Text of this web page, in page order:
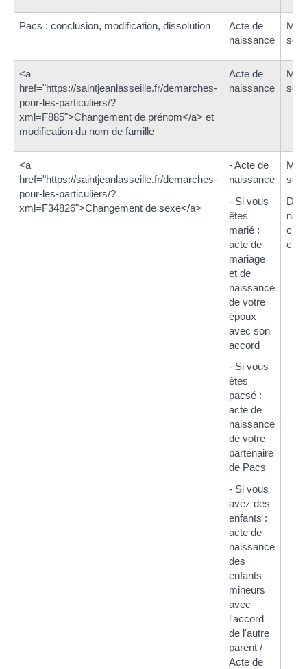
Pacs : conclusion, modification, dissolution
Acte de
naissance
<a
href="https://saintjeanlasseille.fr/demarches-
pour-les-particuliers/?
xml=F885">Changement de prénom</a> et
modification du nom de famille
Acte de
naissance
<a
href="https://saintjeanlasseille.fr/demarches-
pour-les-particuliers/?
xml=F34826">Changement de sexe</a>
- Acte de
naissance
- Si vous
êtes
marié :
acte de
mariage
et de
naissance
de votre
époux
avec son
accord
- Si vous
êtes
pacsé :
acte de
naissance
de votre
partenaire
de Pacs
- Si vous
avez des
enfants :
acte de
naissance
des
enfants
mineurs
avec
l'accord
de l'autre
parent /
Acte de